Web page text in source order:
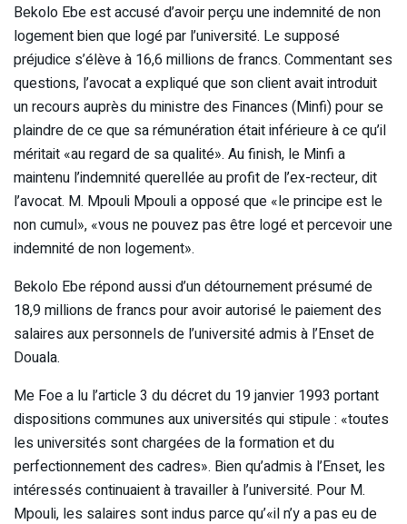
Bekolo Ebe est accusé d’avoir perçu une indemnité de non
logement bien que logé par l’université. Le supposé
préjudice s’élève à 16,6 millions de francs. Commentant ses
questions, l’avocat a expliqué que son client avait introduit
un recours auprès du ministre des Finances (Minfi) pour se
plaindre de ce que sa rémunération était inférieure à ce qu’il
méritait «au regard de sa qualité». Au finish, le Minfi a
maintenu l’indemnité querellée au profit de l’ex-recteur, dit
l’avocat. M. Mpouli Mpouli a opposé que «le principe est le
non cumul», «vous ne pouvez pas être logé et percevoir une
indemnité de non logement».
Bekolo Ebe répond aussi d’un détournement présumé de
18,9 millions de francs pour avoir autorisé le paiement des
salaires aux personnels de l’université admis à l’Enset de
Douala.
Me Foe a lu l’article 3 du décret du 19 janvier 1993 portant
dispositions communes aux universités qui stipule : «toutes
les universités sont chargées de la formation et du
perfectionnement des cadres». Bien qu’admis à l’Enset, les
intéressés continuaient à travailler à l’université. Pour M.
Mpouli, les salaires sont indus parce qu’«il n’y a pas eu de